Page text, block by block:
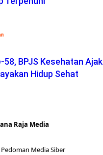
58, BPJS Kesehatan Ajak
Hidup Sehat
Raja Media
Pedoman Media Siber